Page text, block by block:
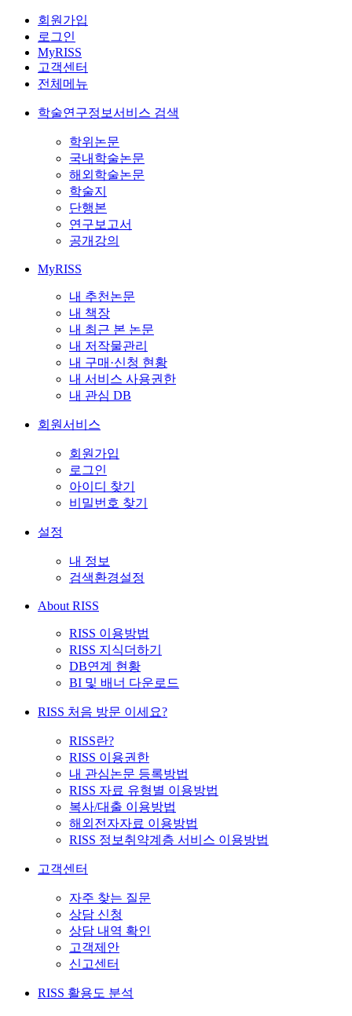
회원가입
로그인
MyRISS
고객센터
전체메뉴
학술연구정보서비스 검색
학위논문
국내학술논문
해외학술논문
학술지
단행본
연구보고서
공개강의
MyRISS
내 추천논문
내 책장
내 최근 본 논문
내 저작물관리
내 구매·신청 현황
내 서비스 사용권한
내 관심 DB
회원서비스
회원가입
로그인
아이디 찾기
비밀번호 찾기
설정
내 정보
검색환경설정
About RISS
RISS 이용방법
RISS 지식더하기
DB연계 현황
BI 및 배너 다운로드
RISS 처음 방문 이세요?
RISS란?
RISS 이용권한
내 관심논문 등록방법
RISS 자료 유형별 이용방법
복사/대출 이용방법
해외전자자료 이용방법
RISS 정보취약계층 서비스 이용방법
고객센터
자주 찾는 질문
상담 신청
상담 내역 확인
고객제안
신고센터
RISS 활용도 분석